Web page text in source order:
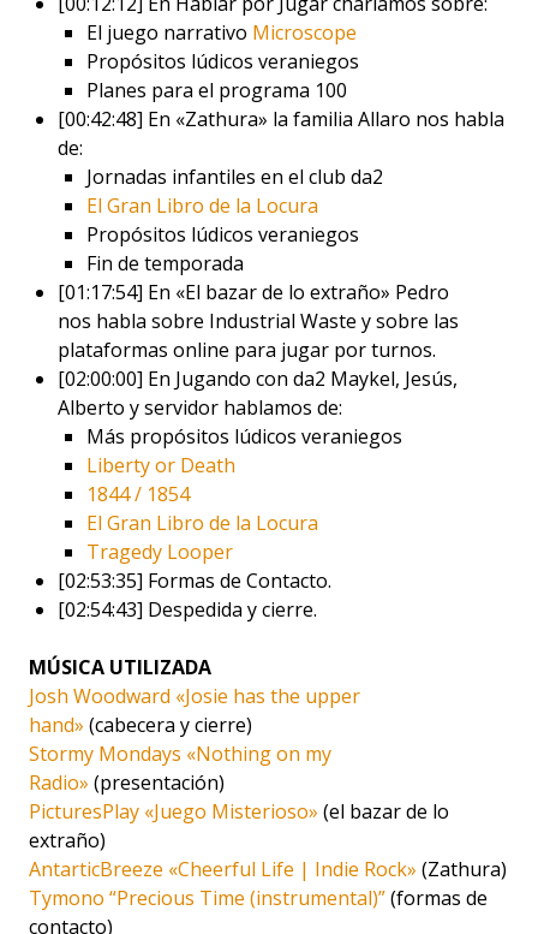
El juego narrativo Microscope
Propósitos lúdicos veraniegos
Planes para el programa 100
[00:42:48] En «Zathura» la familia Allaro nos habla
de:
Jornadas infantiles en el club da2
El Gran Libro de la Locura
Propósitos lúdicos veraniegos
Fin de temporada
[01:17:54] En «El bazar de lo extraño» Pedro
nos habla sobre Industrial Waste y sobre las
plataformas online para jugar por turnos.
[02:00:00] En Jugando con da2 Maykel, Jesús,
Alberto y servidor hablamos de:
Más propósitos lúdicos veraniegos
Liberty or Death
1844 / 1854
El Gran Libro de la Locura
Tragedy Looper
[02:53:35] Formas de Contacto.
[02:54:43] Despedida y cierre.
MÚSICA UTILIZADA
Josh Woodward «Josie has the upper
hand» (cabecera y cierre)
Stormy Mondays «Nothing on my
Radio» (presentación)
PicturesPlay «Juego Misterioso» (el bazar de lo
extraño)
AntarticBreeze «Cheerful Life | Indie Rock» (Zathura)
Tymono “Precious Time (instrumental)”(formas de
contacto)